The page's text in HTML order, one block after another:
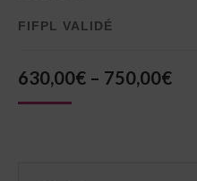
FIFPL VALIDÉ
630,00€ – 750,00€